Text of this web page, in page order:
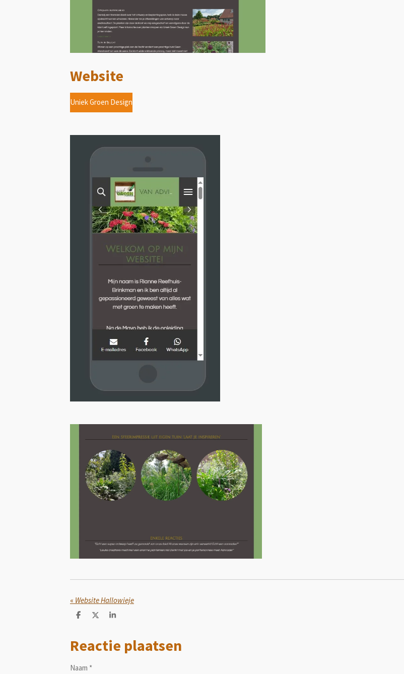
Website
Uniek Groen Design
« Website Hallowieje
D
e
n
D
S
r
e
Reactie plaatsen
Naam *